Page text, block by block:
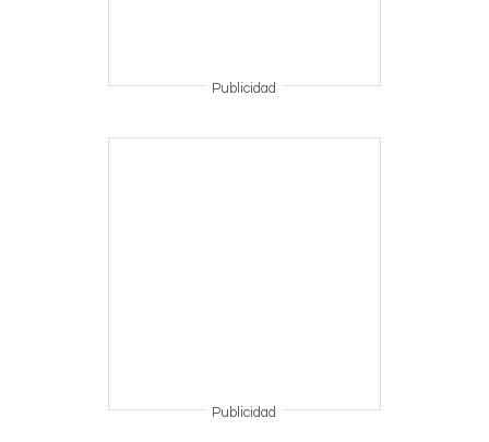
Publicidad
Publicidad